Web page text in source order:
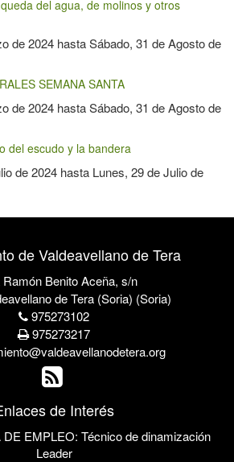
del agua, de molinos y otros
de 2024 hastaSábado, 31 de Agosto de
SEMANA SANTA
de 2024 hastaSábado, 31 de Agosto de
del escudo y la bandera
de 2024 hasta Lunes, 29 de Julio de
de Valdeavellano de Tera
Ramón Benito Aceña, s/n
de Tera (Soria) (Soria)
975273102
975273217
de Interés
EMPLEO: Técnico de dinamización
Leader